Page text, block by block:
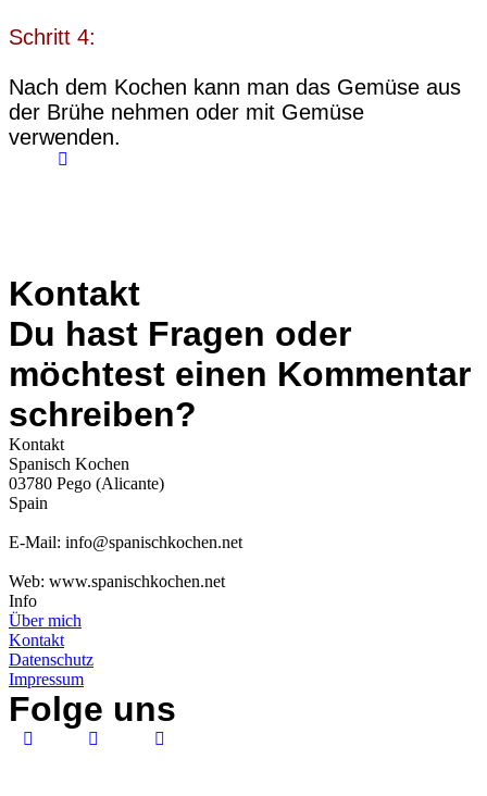
Schritt 4:
Nach dem Kochen kann man das Gemüse aus
der Brühe nehmen oder mit Gemüse
verwenden.
Kontakt
Du hast Fragen oder
möchtest einen Kommentar
schreiben?
Kontakt
Spanisch Kochen
03780 Pego (Alicante)
Spain
E-Mail: info@spanischkochen.net
Web: www.spanischkochen.net
Info
Über mich
Kontakt
Datenschutz
Impressum
Folge uns